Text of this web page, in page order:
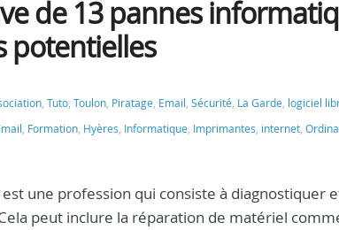
de 13 pannes
potentielles
, Tuto, Toulon, Piratage, Email , Sécurité, La Garde, logiciel
, Formation, Hyères, Informatique, Imprimantes, internet,
une profession qui consiste à diagnostiquer
peut inclure la réparation de matériel